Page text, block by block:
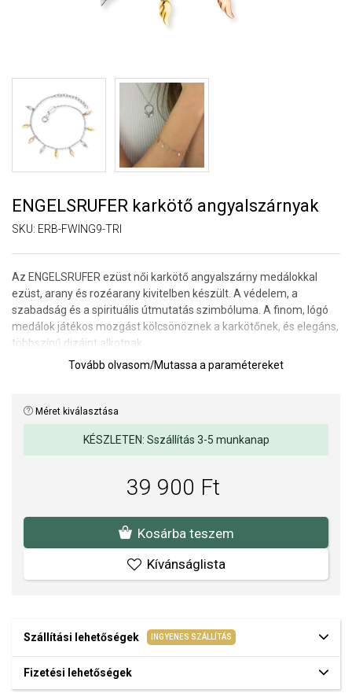
ENGELSRUFER karkötő angyalszárnyak
SKU: ERB-FWING9-TRI
Az ENGELSRUFER ezüst női karkötő angyalszárny medálokkal
ezüst, arany és rozéarany kivitelben készült. A védelem, a
szabadság és a spirituális útmutatás szimbóluma . A finom, lógó
medálok játékos mozgást kölcsönöznek a karkötőnek, és elegáns,
többszínű dizájnt alkotnak.
Az angyalszárnyak egy őrangyal közelségét jelképezik, és a hit, a
karkötőt, amely könnyen kombinálható más ékszerekkel, és
minden öltözéknek egyedi karaktert kölcsönöz.
Karkötő hossza: 17 + 3 cm.
A SOFIA az ENGELSRUFER hivatalos forgalmazója. Biztos lehet
benne, hogy eredeti ékszert vásárol, a komplett márkás
csomagolásban.
Tovább olvasom/Mutassa a paramétereket
Méret kiválasztása
KÉSZLETEN: Sszállítás 3-5 munkanap
39 900 Ft
Kosárba teszem
Kívánságlista
Szállítási lehetőségek INGYENES SZÁLLÍTÁS
Fizetési lehetőségek